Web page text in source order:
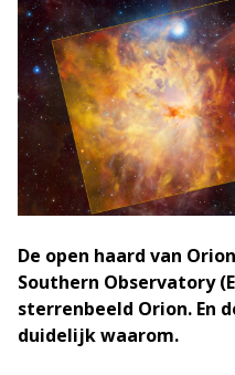
De open haard van
Southern Observatory
sterrenbeeld Orion. En
duidelijk waarom.